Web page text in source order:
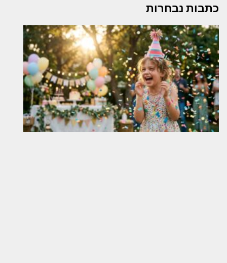
כתבות נבחרות